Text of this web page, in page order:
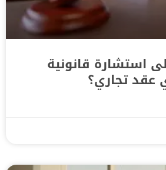
استشارة قانونية
عقد تجاري؟